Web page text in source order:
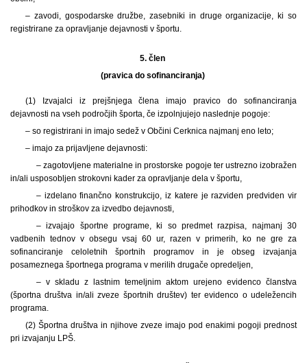
– zavodi, gospodarske družbe, zasebniki in druge organizacije, ki so
registrirane za opravljanje dejavnosti v športu.
5. člen
(pravica do sofinanciranja)
(1) Izvajalci iz prejšnjega člena imajo pravico do sofinanciranja
dejavnosti na vseh področjih športa, če izpolnjujejo naslednje pogoje:
– so registrirani in imajo sedež v Občini Cerknica najmanj eno leto;
– imajo za prijavljene dejavnosti:
– zagotovljene materialne in prostorske pogoje ter ustrezno izobražen
in/ali usposobljen strokovni kader za opravljanje dela v športu,
– izdelano finančno konstrukcijo, iz katere je razviden predviden vir
prihodkov in stroškov za izvedbo dejavnosti,
– izvajajo športne programe, ki so predmet razpisa, najmanj 30
vadbenih tednov v obsegu vsaj 60 ur, razen v primerih, ko ne gre za
sofinanciranje celoletnih športnih programov in je obseg izvajanja
posameznega športnega programa v merilih drugače opredeljen,
– v skladu z lastnim temeljnim aktom urejeno evidenco članstva
(športna društva in/ali zveze športnih društev) ter evidenco o udeležencih
programa.
(2) Športna društva in njihove zveze imajo pod enakimi pogoji prednost
pri izvajanju LPŠ.